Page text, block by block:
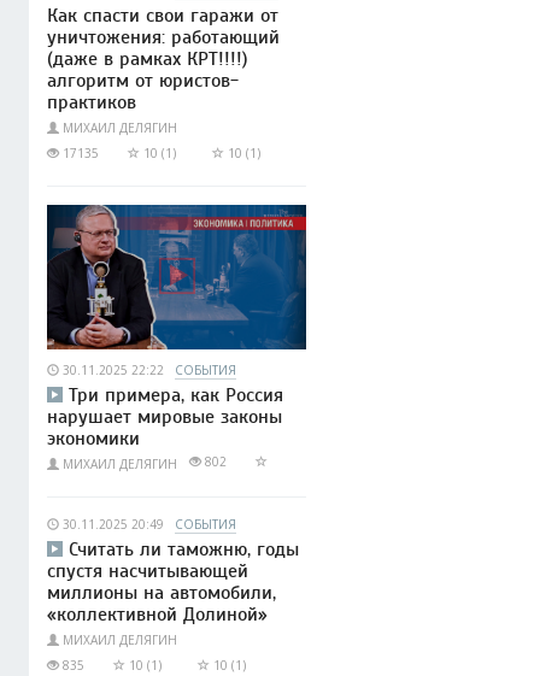
Как спасти свои гаражи от
уничтожения: работающий
(даже в рамках КРТ!!!!)
алгоритм от юристов-
практиков
МИХАИЛ ДЕЛЯГИН
17135
10 (1) 10 (1)
30.11.2025 22:22 СОБЫТИЯ
Три примера, как Россия
нарушает мировые законы
экономики
МИХАИЛ ДЕЛЯГИН 802
30.11.2025 20:49 СОБЫТИЯ
Считать ли таможню, годы
спустя насчитывающей
миллионы на автомобили,
«коллективной Долиной»
МИХАИЛ ДЕЛЯГИН
835
10 (1) 10 (1)